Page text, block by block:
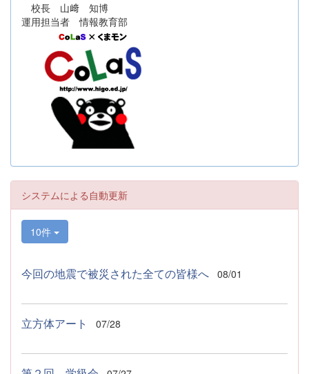
校長 山﨑 知博
運用担当者 情報教育部
システムによる自動更新
10件
今回の地震で被災された全ての皆様へ 08/01
立方体アート 07/28